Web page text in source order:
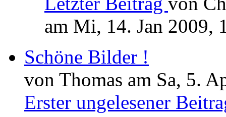
am Mi, 14. Jan 2009,
Schöne Bilder !
von Thomas am Sa, 5.
Erster ungelesener